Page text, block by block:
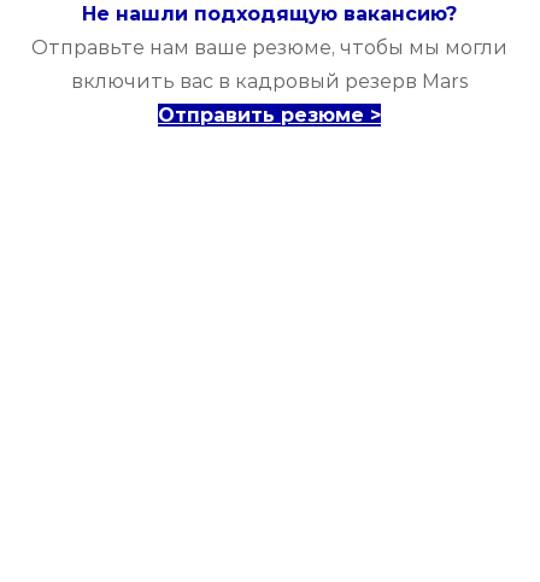
Не нашли подходящую вакансию?
Отправьте нам ваше резюме, чтобы мы могли
включить вас в кадровый резерв Mars
Отправить резюме >